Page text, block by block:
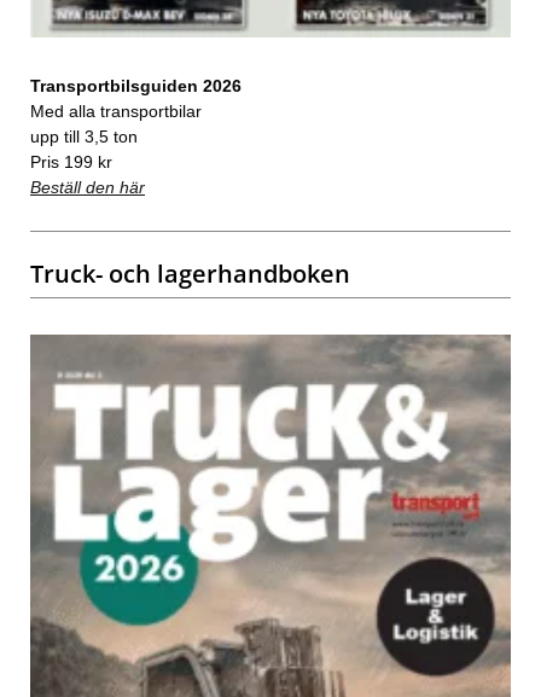
Transportbilsguiden 2026
Med alla transportbilar
upp till 3,5 ton
Pris 199 kr
Beställ den här
Truck- och lagerhandboken